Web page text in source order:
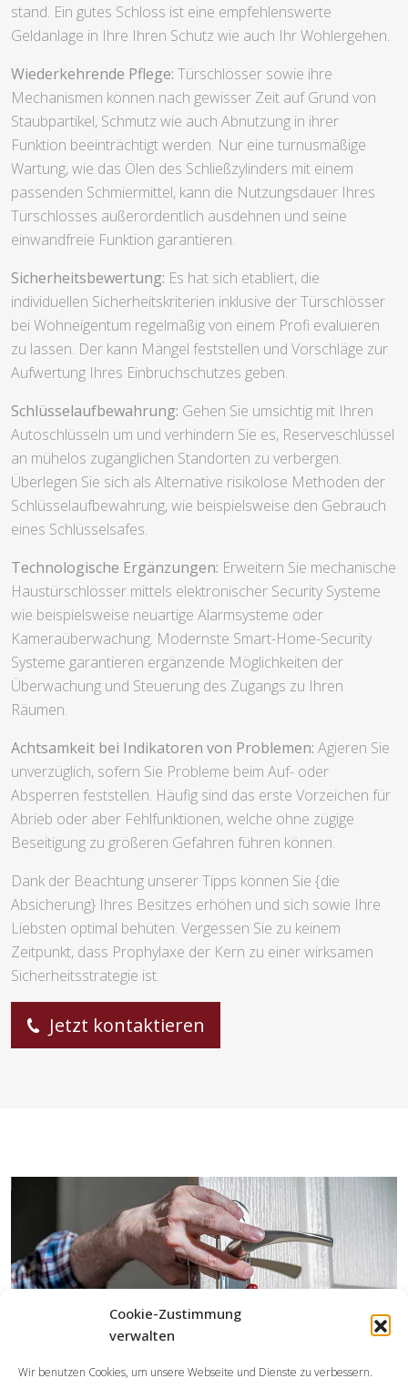
Cookie-Zustimmung
verwalten
Wir benutzen Cookies, um unsere Webseite und Dienste zu verbessern.
stand. Ein gutes Schloss ist eine empfehlenswerte
Geldanlage in Ihre Ihren Schutz wie auch Ihr Wohlergehen.
Wiederkehrende Pflege: Türschlösser sowie ihre
Mechanismen können nach gewisser Zeit auf Grund von
Staubpartikel, Schmutz wie auch Abnutzung in ihrer
Funktion beeinträchtigt werden. Nur eine turnusmäßige
Wartung, wie das Ölen des Schließzylinders mit einem
passenden Schmiermittel, kann die Nutzungsdauer Ihres
Türschlosses außerordentlich ausdehnen und seine
einwandfreie Funktion garantieren.
Sicherheitsbewertung: Es hat sich etabliert, die
individuellen Sicherheitskriterien inklusive der Türschlösser
bei Wohneigentum regelmäßig von einem Profi evaluieren
zu lassen. Der kann Mängel feststellen und Vorschläge zur
Aufwertung Ihres Einbruchschutzes geben.
Schlüsselaufbewahrung: Gehen Sie umsichtig mit Ihren
Autoschlüsseln um und verhindern Sie es, Reserveschlüssel
an mühelos zugänglichen Standorten zu verbergen.
Überlegen Sie sich als Alternative risikolose Methoden der
Schlüsselaufbewahrung, wie beispielsweise den Gebrauch
eines Schlüsselsafes.
Technologische Ergänzungen: Erweitern Sie mechanische
Haustürschlösser mittels elektronischer Security Systeme
wie beispielsweise neuartige Alarmsysteme oder
Kameraüberwachung. Modernste Smart-Home-Security
Systeme garantieren ergänzende Möglichkeiten der
Überwachung und Steuerung des Zugangs zu Ihren
Räumen.
Achtsamkeit bei Indikatoren von Problemen: Agieren Sie
unverzüglich, sofern Sie Probleme beim Auf- oder
Absperren feststellen. Häufig sind das erste Vorzeichen für
Abrieb oder aber Fehlfunktionen, welche ohne zügige
Beseitigung zu größeren Gefahren führen können.
Dank der Beachtung unserer Tipps können Sie {die
Absicherung} Ihres Besitzes erhöhen und sich sowie Ihre
Liebsten optimal behüten. Vergessen Sie zu keinem
Zeitpunkt, dass Prophylaxe der Kern zu einer wirksamen
Sicherheitsstrategie ist.
Jetzt kontaktieren